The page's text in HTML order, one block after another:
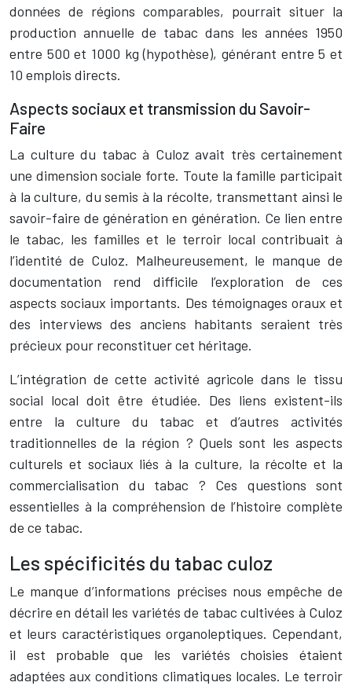
données de régions comparables, pourrait situer la
production annuelle de tabac dans les années 1950
entre 500 et 1000 kg (hypothèse), générant entre 5 et
10 emplois directs.
Aspects sociaux et transmission du Savoir-
Faire
La culture du tabac à Culoz avait très certainement
une dimension sociale forte. Toute la famille participait
à la culture, du semis à la récolte, transmettant ainsi le
savoir-faire de génération en génération. Ce lien entre
le tabac, les familles et le terroir local contribuait à
l’identité de Culoz. Malheureusement, le manque de
documentation rend difficile l’exploration de ces
aspects sociaux importants. Des témoignages oraux et
des interviews des anciens habitants seraient très
précieux pour reconstituer cet héritage.
L’intégration de cette activité agricole dans le tissu
social local doit être étudiée. Des liens existent-ils
entre la culture du tabac et d’autres activités
traditionnelles de la région ? Quels sont les aspects
culturels et sociaux liés à la culture, la récolte et la
commercialisation du tabac ? Ces questions sont
essentielles à la compréhension de l’histoire complète
de ce tabac.
Les spécificités du tabac culoz
Le manque d’informations précises nous empêche de
décrire en détail les variétés de tabac cultivées à Culoz
et leurs caractéristiques organoleptiques. Cependant,
il est probable que les variétés choisies étaient
adaptées aux conditions climatiques locales. Le terroir